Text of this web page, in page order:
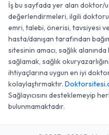
İş bu sayfada yer alan doktor/
değerlendirmeleri, ilgili
emri, talebi, önerisi, tavsiyesi
hasta/danışan tarafından
sitesinin amacı, sağlık
sağlamak, sağlık
ihtiyaçlarına uygun en iyi
kolaylaştırmaktır.
Sağlayıcısını desteklemeyip
bulunmamaktadır.